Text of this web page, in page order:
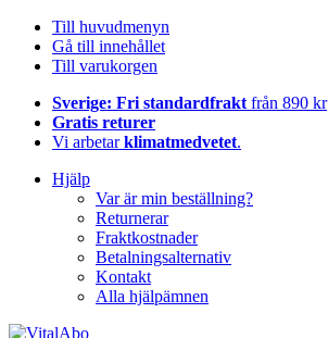
Till huvudmenyn
Gå till innehållet
Till varukorgen
Sverige: Fri standardfrakt från 890 kr
Gratis returer
Vi arbetarklimatmedvetet.
Hjälp
Var är min beställning?
Returnerar
Fraktkostnader
Betalningsalternativ
Kontakt
Alla hjälpämnen